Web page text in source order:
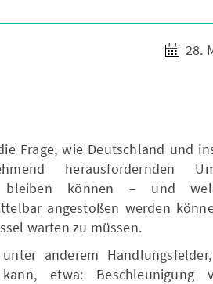
28.
Frage, wie Deutschland und
herausfordernden
bleiben können – und
angestoßen werden
warten zu müssen.
anderem
etwa: Beschleunigung